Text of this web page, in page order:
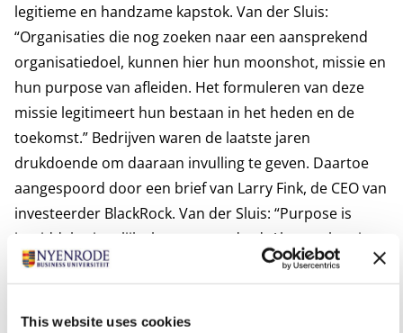
This website uses cookies
legitieme en handzame kapstok. Van der Sluis:
“Organisaties die nog zoeken naar een aansprekend
organisatiedoel, kunnen hier hun moonshot, missie en
hun purpose van afleiden. Het formuleren van deze
missie legitimeert hun bestaan in het heden en de
toekomst.” Bedrijven waren de laatste jaren
drukdoende om daaraan invulling te geven. Daartoe
aangespoord door een brief van Larry Fink, de CEO van
investeerder BlackRock. Van der Sluis: “Purpose is
inmiddels eigenlijk alweer verouderd. Als opvolger is
nu de promise op komst. Dat is de belofte die
organisaties aan de wereld doen. Wat geef je terug aan
de gemeenschap? Wat beloof je de volgende